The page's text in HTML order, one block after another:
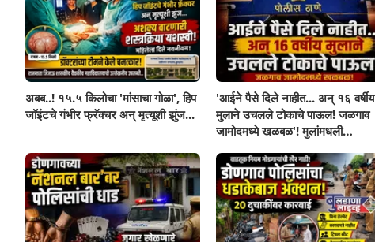
अबब..! १५.५ किलोचा 'मांसाचा गोळा', हिप
जॉइंटचे गंभीर फ्रॅक्चर अन् मृत्यूशी झुंज...
'आईने पैसे दिले नाहीत... अन् १६ वर्षीय
मुलाने उचलले टोकाचे पाऊल! जळगाव
जामोदमध्ये खळबळ'! मुलांमधली